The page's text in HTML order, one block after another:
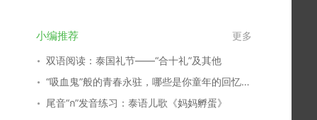
小编推荐 更多
双语阅读：泰国礼节——“合十礼”及其他
“吸血鬼”般的青春永驻，哪些是你童年的回忆？谁又俘获了你的心？
尾音“ก”发音练习：泰语儿歌《妈妈孵蛋》